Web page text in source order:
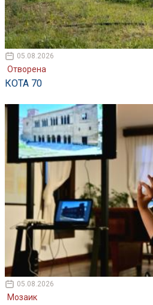
05.08.2026
Отворена
КОТА 70
05.08.2026
Мозаик